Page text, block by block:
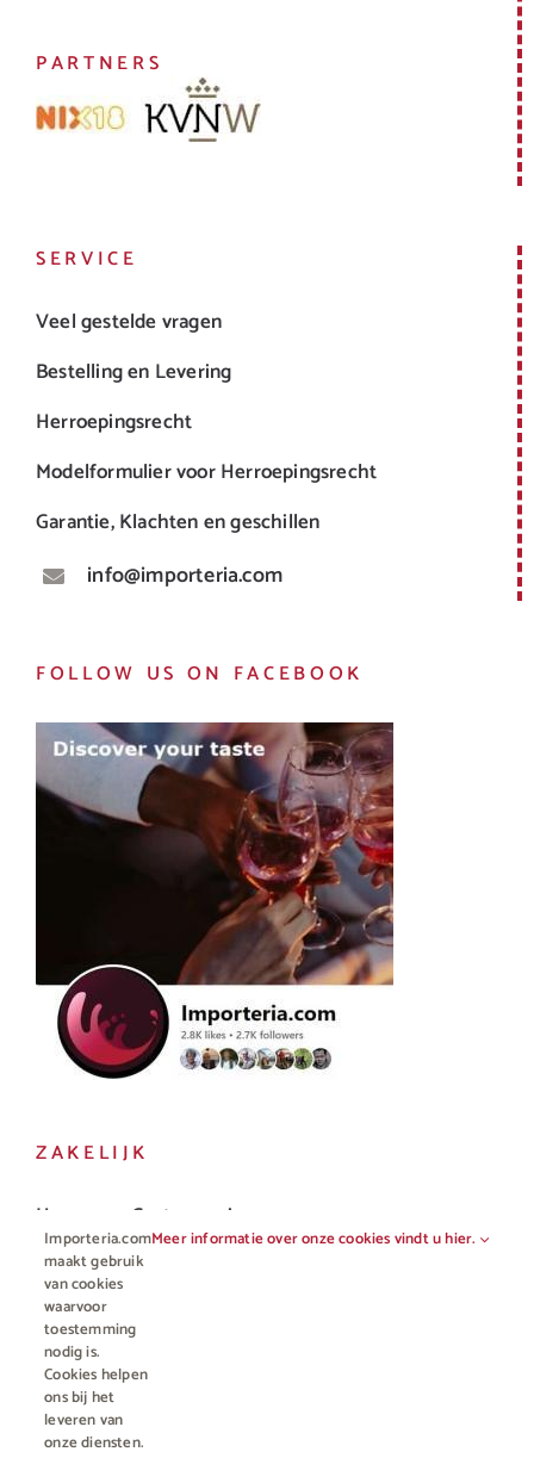
PARTNERS
SERVICE
Veel gestelde vragen
Bestelling en Levering
Herroepingsrecht
Modelformulier voor Herroepingsrecht
Garantie, Klachten en geschillen
info@importeria.com
FOLLOW US ON FACEBOOK
ZAKELIJK
Horeca en Gastronomie
Vakhandel
Importeria.com
maakt gebruik
van cookies
waarvoor
toestemming
nodig is.
Cookies helpen
ons bij het
leveren van
onze diensten.
Meer informatie over onze cookies vindt u hier.